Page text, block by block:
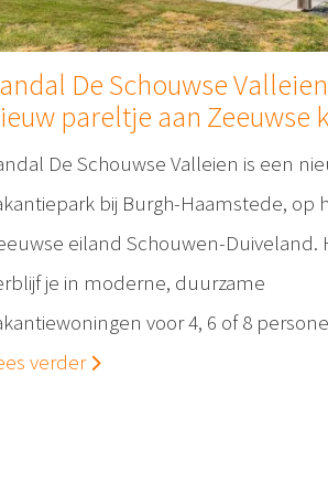
De Schouwse
pareltje aan Zeeuwse
De Schouwse Valleien is een
bij Burgh-Haamstede, op
eiland Schouwen-Duiveland.
je in moderne, duurzame
voor 4, 6 of 8
verder